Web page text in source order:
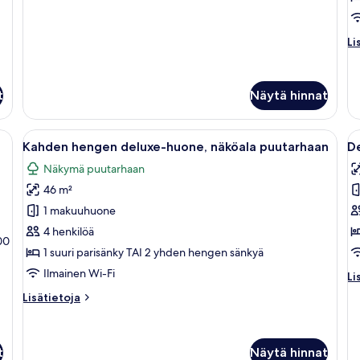
Näytä hinnat
työpöytä, tuoli ja pieni pöytä, jonka päällä on maljakko täynnä kukkia.
Avaa
kaikki
huonetyypin
Kahden
hengen
deluxe-
huone,
näköala
kuvat
Moderni hotellihuone, jossa on
21
Kahden hengen deluxe-huone, näköala puutarhaan
Näkymä puutarhaan
46 m²
1 makuuhuone
4 henkilöä
1 suuri parisänky TAI 2 yhden hengen sänkyä
Ilmainen Wi-Fi
Lisätietoja
Lisätietoja
Näytä hinnat